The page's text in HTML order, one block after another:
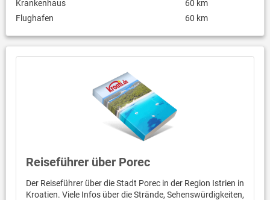
Fahrradverleih (gegen Aufpreis)
Sportzentrum gegen Aufpreis
bewachter Fahrradabstellraum
Check in ab 14 Uhr
Check out bis 10 Uhr
Haustier gegen Aufpreis
Krankenhaus
60 km
Flughafen
60 km
Reiseführer über Porec
Der Reiseführer über die Stadt Porec in der Region Istrien in
Kroatien. Viele Infos über die Strände, Sehenswürdigkeiten,